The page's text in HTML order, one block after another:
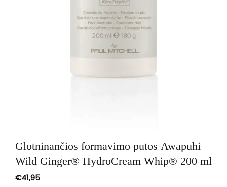
Glotninančios formavimo putos Awapuhi
Wild Ginger® HydroCream Whip® 200 ml
€41,95